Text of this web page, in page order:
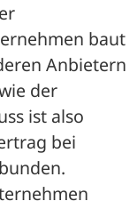
baut
Anbietern
der
ist also
bei